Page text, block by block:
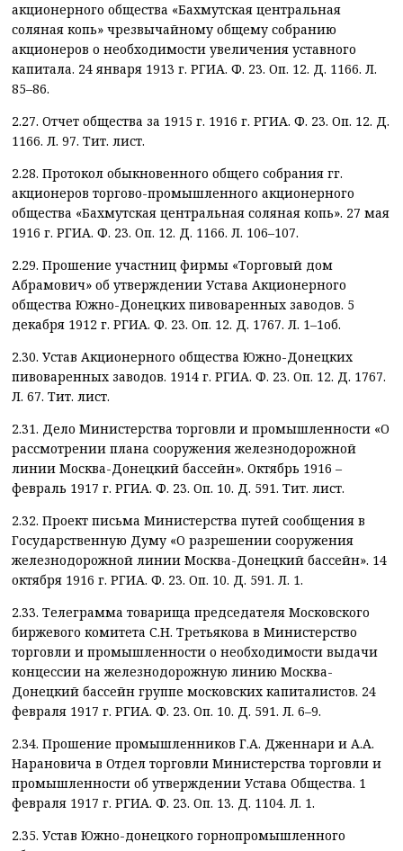
акционерного общества «Бахмутская центральная
соляная копь» чрезвычайному общему собранию
акционеров о необходимости увеличения уставного
капитала. 24 января 1913 г. РГИА. Ф. 23. Оп. 12. Д. 1166. Л.
85–86.
2.27. Отчет общества за 1915 г. 1916 г. РГИА. Ф. 23. Оп. 12. Д.
1166. Л. 97. Тит. лист.
2.28. Протокол обыкновенного общего собрания гг.
акционеров торгово-промышленного акционерного
общества «Бахмутская центральная соляная копь». 27 мая
1916 г. РГИА. Ф. 23. Оп. 12. Д. 1166. Л. 106–107.
2.29. Прошение участниц фирмы «Торговый дом
Абрамович» об утверждении Устава Акционерного
общества Южно-Донецких пивоваренных заводов. 5
декабря 1912 г. РГИА. Ф. 23. Оп. 12. Д. 1767. Л. 1–1об.
2.30. Устав Акционерного общества Южно-Донецких
пивоваренных заводов. 1914 г. РГИА. Ф. 23. Оп. 12. Д. 1767.
Л. 67. Тит. лист.
2.31. Дело Министерства торговли и промышленности «О
рассмотрении плана сооружения железнодорожной
линии Москва-Донецкий бассейн». Октябрь 1916 –
февраль 1917 г. РГИА. Ф. 23. Оп. 10. Д. 591. Тит. лист.
2.32. Проект письма Министерства путей сообщения в
Государственную Думу «О разрешении сооружения
железнодорожной линии Москва-Донецкий бассейн». 14
октября 1916 г. РГИА. Ф. 23. Оп. 10. Д. 591. Л. 1.
2.33. Телеграмма товарища председателя Московского
биржевого комитета С.Н. Третьякова в Министерство
торговли и промышленности о необходимости выдачи
концессии на железнодорожную линию Москва-
Донецкий бассейн группе московских капиталистов. 24
февраля 1917 г. РГИА. Ф. 23. Оп. 10. Д. 591. Л. 6–9.
2.34. Прошение промышленников Г.А. Дженнари и А.А.
Нарановича в Отдел торговли Министерства торговли и
промышленности об утверждении Устава Общества. 1
февраля 1917 г. РГИА. Ф. 23. Оп. 13. Д. 1104. Л. 1.
2.35. Устав Южно-донецкого горнопромышленного